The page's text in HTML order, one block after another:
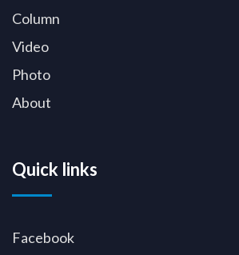
Column
Video
Photo
About
Quick links
Facebook